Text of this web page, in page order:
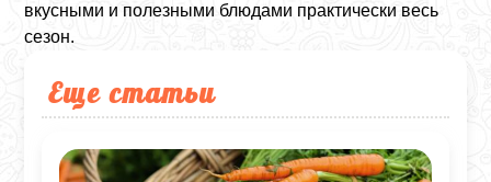
вкусными и полезными блюдами практически весь
сезон.
Еще статьи